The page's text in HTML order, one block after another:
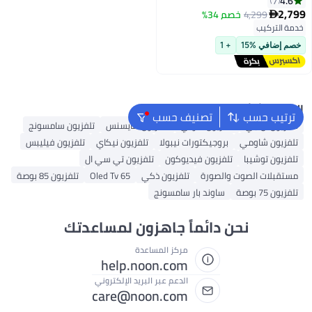
الدرجة A+، بلوتوث، صوت دولبي،
Chromecast مدمج، أحدث طراز
2,799
4,299خصم 34%
خدمة التركيب
خصم إضافي %15 + 1
ترتيب حسب تصنيف حسب البحث الشائع
تلفزيون ال جي تلفزيون سوني تلفزيون هايسنس
تلفزيون سامسونج
تلفزيون شاومي
بروجيكتورات نيبولا تلفزيون نيكاي
تلفزيون فيليبس
تلفزيون توشيبا
تلفزيون فيديوكون
تلفزيون تي سي ال
مستقبلات الصوت والصورة
تلفزيون ذكي Oled Tv 65
تلفزيون 85 بوصة
تلفزيون 75 بوصة
ساوند بار سامسونج
نحن دائماً جاهزون لمساعدتك
مركز المساعدة
help.noon.com
الدعم عبر البريد الإلكتروني
care@noon.com